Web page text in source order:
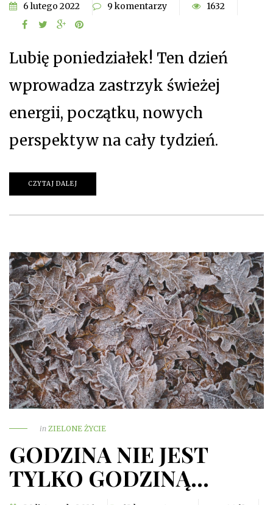
6 lutego 2022 9 komentarzy 1632
Lubię poniedziałek! Ten dzień
wprowadza zastrzyk świeżej
energii, początku, nowych
perspektyw na cały tydzień.
CZYTAJ DALEJ
in ZIELONE ŻYCIE
GODZINA NIE JEST
TYLKO GODZINĄ…